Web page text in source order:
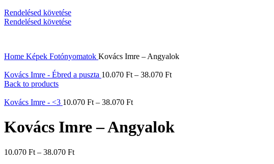
Rendelésed követése
Rendelésed követése
Home Képek Fotónyomatok Kovács Imre – Angyalok
Kovács Imre - Ébred a puszta 10.070 Ft – 38.070 Ft
Back to products
Kovács Imre - <3 10.070 Ft – 38.070 Ft
Kovács Imre – Angyalok
10.070 Ft – 38.070 Ft